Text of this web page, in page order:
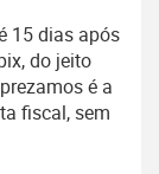
15 dias após
do jeito
é a
fiscal, sem